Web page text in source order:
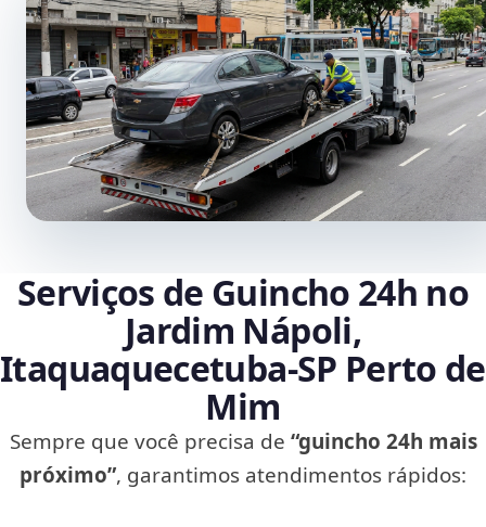
Serviços de Guincho 24h no
Jardim Nápoli,
Itaquaquecetuba‑SP Perto de
Mim
Sempre que você precisa de “guincho 24h mais
próximo”, garantimos atendimentos rápidos: